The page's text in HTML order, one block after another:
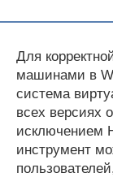
Для
машинами в
система
всех версиях
исключением
инструмент